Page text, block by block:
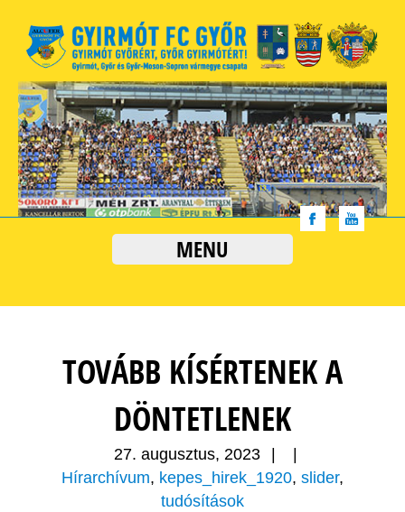
MENU
TOVÁBB KÍSÉRTENEK A
DÖNTETLENEK
27. augusztus, 2023
Hírarchívum, kepes_hirek_1920, slider,
tudósítások